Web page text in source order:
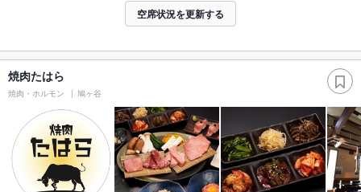
空席状況を更新する
焼肉たはら
焼肉・ホルモン 鳩ヶ谷